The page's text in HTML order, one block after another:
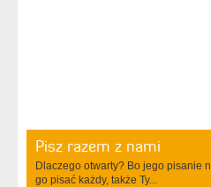
Pisz razem z nami
Dlaczego otwarty? Bo jego pisanie
go pisać każdy, także Ty...